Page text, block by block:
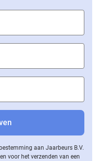
aan Jaarbeurs B.V.
voor het verzenden van een